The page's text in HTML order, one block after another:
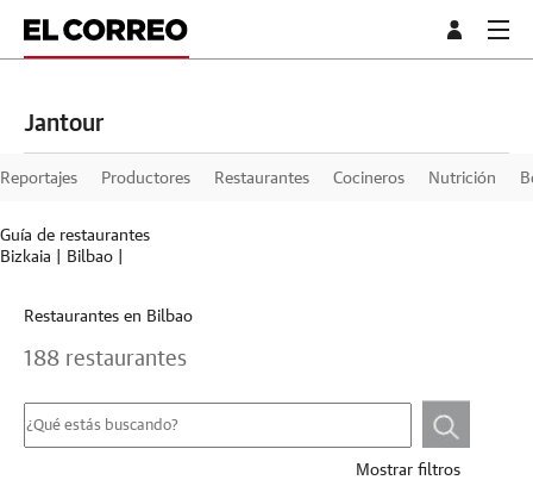
Jantour
Reportajes Productores Restaurantes Cocineros Nutrición
Guía de restaurantes
Bizkaia
Bilbao
Restaurantes en Bilbao
188 restaurantes
Mostrar filtros